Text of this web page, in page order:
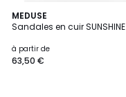
MEDUSE
Sandales en cuir SUNSHINE
à partir de
63,50 €
1
/
3
Couleurs